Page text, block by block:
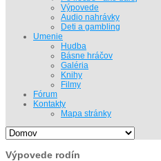
Výpovede
Audio nahrávky
Deti a gambling
Umenie
Hudba
Básne hráčov
Galéria
Knihy
Filmy
Fórum
Kontakty
Mapa stránky
Výpovede rodín